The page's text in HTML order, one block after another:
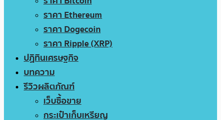
ราคา Ethereum
ราคา Dogecoin
ราคา Ripple (XRP)
ปฏิทินเศรษฐกิจ
บทความ
รีวิวผลิตภัณฑ์
เว็บซื้อขาย
กระเป๋าเก็บเหรียญ